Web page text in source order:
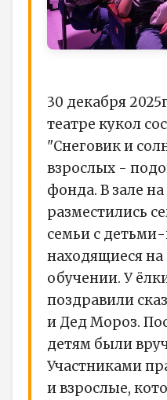
30 декабря
театре кукол
"Снеговик и
взрослых -
фонда. В зале на
разместились
семьи с
находящиеся
обучении. У
поздравили
и Дед Мороз.
детям были
Участниками
и взрослые,